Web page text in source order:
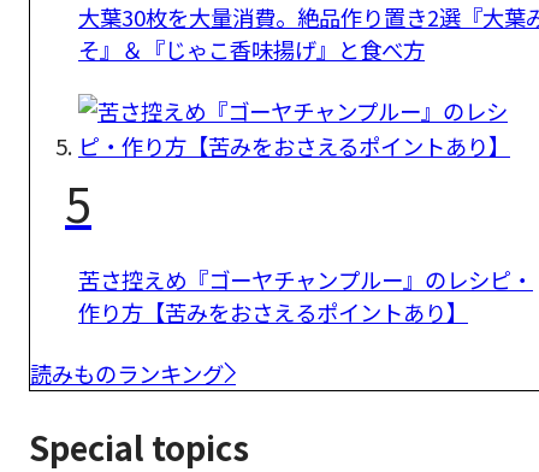
大葉30枚を大量消費。絶品作り置き2選『大葉
そ』＆『じゃこ香味揚げ』と食べ方
5
苦さ控えめ『ゴーヤチャンプルー』のレシピ・
作り方【苦みをおさえるポイントあり】
読みものランキング
Special topics